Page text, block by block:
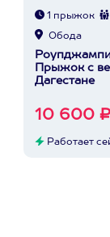
1 прыжок
Обода
Прыжок с
Дагестане
10 600 ₽
Работает